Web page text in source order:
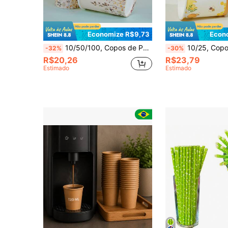
Economize R$9,73
-32% 10/50/100, Copos de Papel de 9 Onças, Flores, Temas Florais, Copos de Banheiro, Copos de Enxaguante Bucal, Copos de Papel, Copos para Beber, Festas, Copos de Papel para Casa e Escritório, Uso de Amigos, Copos de Café, Copos de Água, Copos de Suco, Copos de Doces e Lanches, Festas de Presente de Noiva, Presentes,
R$20,26
Estimado
-30% 10/25, Copo de Papel de 9 Onças, Copo de Banheiro com Tema de Abelha de Desenho Animado, Copo para Enxaguante Bucal, Copo de Amostra de Papel,
R$23,79
Estimado